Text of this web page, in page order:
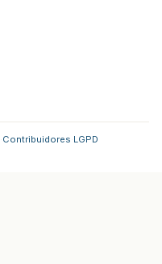
Contribuidores LGPD